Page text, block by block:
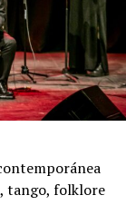
Tango
a
vivieron una de
porque cada
trabajo en
tango, folklore